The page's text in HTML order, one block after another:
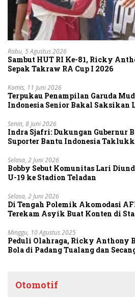
Rabu, 5 Agustus 2026
Sambut HUT RI Ke-81, Ricky
Sepak Takraw RA Cup I 2026
Kamis, 11 Juni 2026
Terpukau Penampilan Garuda
Indonesia Senior Bakal Saksikan
Senin, 8 Juni 2026
Indra Sjafri: Dukungan Gubernur
Suporter Bantu Indonesia
Selasa, 2 Juni 2026
Bobby Sebut Komunitas Lari
U-19 ke Stadion Teladan
Selasa, 2 Juni 2026
Di Tengah Polemik Akomodasi
Terekam Asyik Buat Konten di
Minggu, 10 Agustus 2025
Peduli Olahraga, Ricky Anthony
Bola di Padang Tualang dan
Otomotif